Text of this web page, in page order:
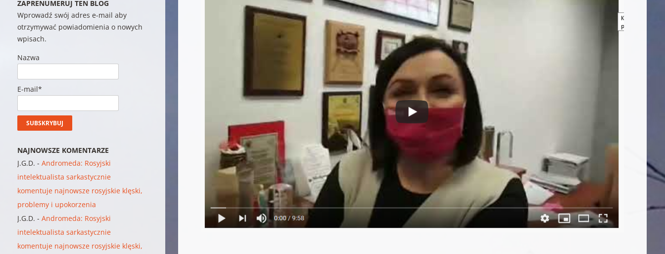
ZAPRENUMERUJ TEN BLOG
Wprowadź swój adres e-mail aby
otrzymywać powiadomienia o nowych
wpisach.
Nazwa
E-mail*
NAJNOWSZE KOMENTARZE
J.G.D. -Andromeda: Rosyjski
intelektualista sarkastycznie
komentuje najnowsze rosyjskie klęski,
problemy i upokorzenia
J.G.D. -Andromeda: Rosyjski
intelektualista sarkastycznie
komentuje najnowsze rosyjskie klęski,